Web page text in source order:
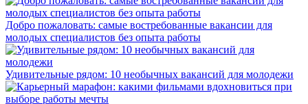
Добро пожаловать: самые востребованные вакансии для
молодых специалистов без опыта работы
Удивительные рядом: 10 необычных вакансий для молодежи